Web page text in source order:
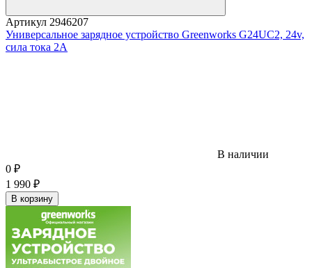
Артикул 2946207
Универсальное зарядное устройство Greenworks G24UC2, 24v,
сила тока 2А
В наличии
0 ₽
1 990 ₽
В корзину